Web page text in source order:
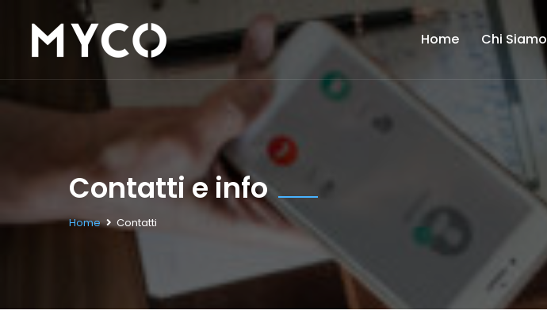
Home Chi Siamo
Contatti e info
Home Contatti